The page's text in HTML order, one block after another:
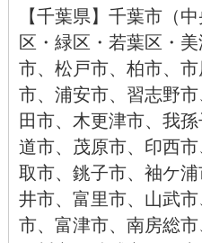
【千葉県】千葉市（
区 ・ 緑区 ・ 若葉区 ・
市、 松戸市、 柏市、
市、 浦安市、 習志野市
田市、 木更津市、 我
道市、 茂原市、 印西市
取市、 銚子市、 袖ケ浦
井市、 富里市、 山武市
市、 富津市、 南房総市